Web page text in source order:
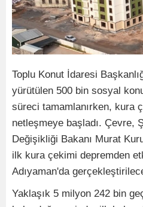
Toplu Konut İdaresi
yürütülen 500 bin sosyal
süreci tamamlanırken, kura
netleşmeye başladı. Çevre,
Değişikliği Bakanı Murat
ilk kura çekimi depremden
Adıyaman'da
Yaklaşık 5 milyon 242 bin